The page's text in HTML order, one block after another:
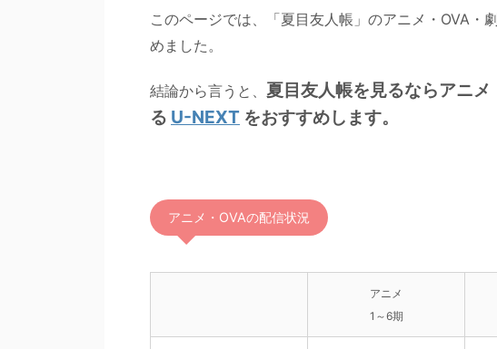
このページでは、「夏目友人帳」のアニメ・OVA・
めました。
結論から言うと、 夏目友人帳を見るならアニ
る U-NEXT をおすすめします。
アニメ・OVAの配信状況
アニメ
1～6期